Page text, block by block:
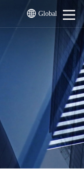
Global